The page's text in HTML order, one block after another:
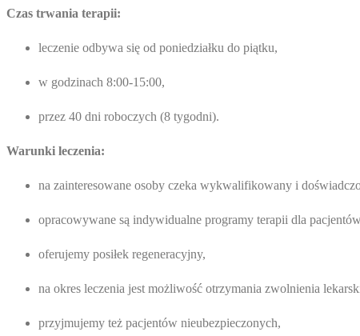
Czas trwania terapii:
leczenie odbywa się od poniedziałku do piątku,
w godzinach 8:00-15:00,
przez 40 dni roboczych (8 tygodni).
Warunki leczenia:
na zainteresowane osoby czeka wykwalifikowany i
opracowywane są indywidualne programy terapii dla
oferujemy posiłek regeneracyjny,
na okres leczenia jest możliwość otrzymania zwolnienia
przyjmujemy też pacjentów nieubezpieczonych,